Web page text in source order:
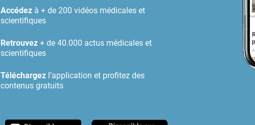
Accédez à + de 200 vidéos médicales et
scientifiques
Retrouvez + de 40.000 actus médicales et
scientifiques
Téléchargez l’application et profitez des
contenus gratuits